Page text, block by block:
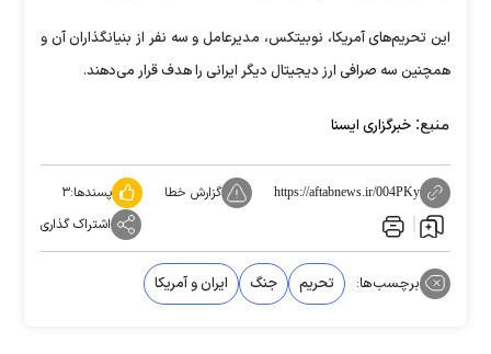
این تحریم‌های آمریکا، نوبیتکس، مدیرعامل و سه نفر از بنیانگذاران آن و
همچنین سه صرافی ارز دیجیتال دیگر ایرانی را هدف قرار می‌دهند.
منبع: خبرگزاری ایسنا
https://aftabnews.ir/004PKy گزارش خطا پسندها:۳
اشتراک گذاری
برچسب‌ها: تحریم جنگ ایران و آمریکا